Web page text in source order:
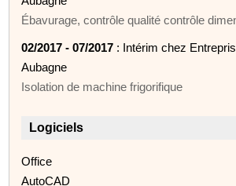
Ébavurage, contrôle qualité contrôle
02/2017 - 07/2017 : Intérim chez
Aubagne
Isolation de machine frigorifique
Logiciels
Office
AutoCAD